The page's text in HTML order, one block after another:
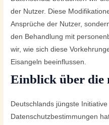
der Nutzer. Diese
Ansprüche der Nutzer,
den Behandlung mit
wir, wie sich diese
Eisangeln beeinflussen.
Einblick über die
Deutschlands jüngste
Datenschutzbestimmungen